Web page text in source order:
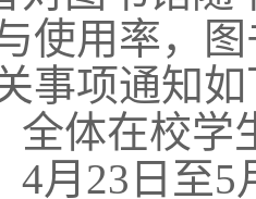
使用率，
事项通知
全体在校学
4月23日至5